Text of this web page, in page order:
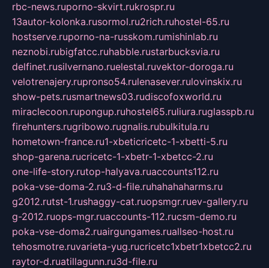
rbc-news.ruporno-skvirt.rukrospr.ru
13autor-kolonka.rusormol.ru2rich.ruhostel-65.ru
hostserve.ruporno-na-russkom.rumishinlab.ru
neznobi.rubigfatcc.ruhabble.rustarbucksvia.ru
delfinet.rusilvernano.ruelestal.ruvektor-doroga.ru
velotrenajery.rupronso54.rulenasever.rulovinskix.ru
show-pets.rusmartnews03.rudiscofoxworld.ru
miraclecoon.rupongup.ruhostel65.ruliura.ruglasspb.ru
firehunters.rugribowo.rugnalis.rubulkitula.ru
hometown-france.ru1-xbeticricetc-1-xbetti-5.ru
shop-garena.rucricetc-1-xbetr-1-xbetcc-2.ru
one-life-story.rutop-halyava.ruaccounts112.ru
poka-vse-doma-2.ru3-d-file.ruhahahaharms.ru
g2012.rutst-1.rushaggy-cat.ruopsmgr.ruev-gallery.ru
g-2012.ruops-mgr.ruaccounts-112.rucsm-demo.ru
poka-vse-doma2.ruairgungames.ruallseo-host.ru
tehosmotre.ruvarieta-yug.rucricetc1xbetr1xbetcc2.ru
raytor-d.ruatillagunn.ru3d-file.ru